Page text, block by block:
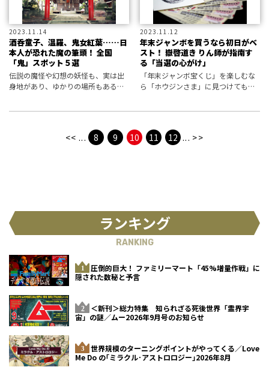
2023.11.14
酒呑童子、温羅、鬼女紅葉……日
本人が恐れた魔の筆頭！ 全国
「鬼」スポット５選
伝説の魔怪や幻想の妖怪も、実は出
身地があり、ゆかりの場所もある。
2023.11.12
年末ジャンボを買うなら初日がベ
スト！ 嶽啓道き りん師が指南す
る「当選の心がけ」
「年末ジャンボ宝くじ」を楽しむな
ら「ホウジンさま」に見つけてもら
<< ... 8 9 10 11 12 ... >>
ランキング
RANKING
圧倒的巨大！ ファミリーマート「45%増量作戦」に
隠された数秘と予言
＜新刊＞総力特集 知られざる死後世界「霊界宇
宙」の謎／ムー2026年9月号のお知らせ
世界規模のターニングポイントがやってくる／Love
Me Do の｢ミラクル･アストロロジー｣2026年8月